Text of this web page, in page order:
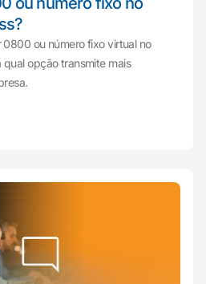
0800 ou número fixo virtual no
opção transmite mais